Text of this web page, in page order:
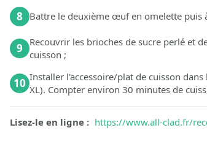
8 Battre le deuxième œuf en omelette puis
9 Recouvrir les brioches de sucre perlé et
cuisson ;
10 Installer l'accessoire/plat de cuisson
XL). Compter environ 30 minutes de
Lisez-le en ligne : https://www.all-clad.fr/